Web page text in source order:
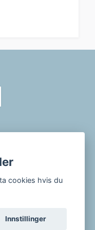
cookies hvis du
Innstillinger